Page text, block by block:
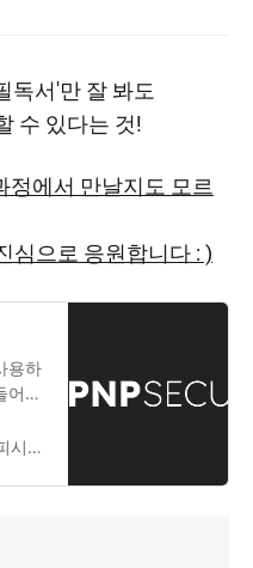
독서'만 잘 봐도
수 있다는 것!​
정에서 만날지도 모르
심으로 응원합니다 : )
용하
어갈
큐어